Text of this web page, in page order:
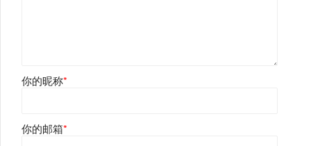
你的昵称*
你的邮箱*